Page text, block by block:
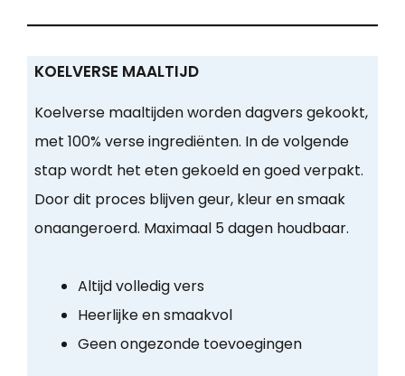
KOELVERSE MAALTIJD
Koelverse maaltijden worden dagvers gekookt,
met 100% verse ingrediënten. In de volgende
stap wordt het eten gekoeld en goed verpakt.
Door dit proces blijven geur, kleur en smaak
onaangeroerd. Maximaal 5 dagen houdbaar.
Altijd volledig vers
Heerlijke en smaakvol
Geen ongezonde toevoegingen